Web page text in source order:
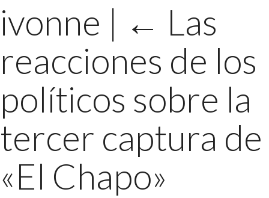
ivonne | ← Las
reacciones de los
políticos sobre la
tercer captura de
«El Chapo»